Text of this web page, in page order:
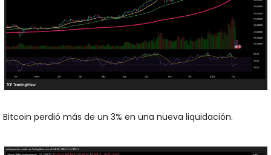
Bitcoin perdió más de un 3% en una nueva liquidación.